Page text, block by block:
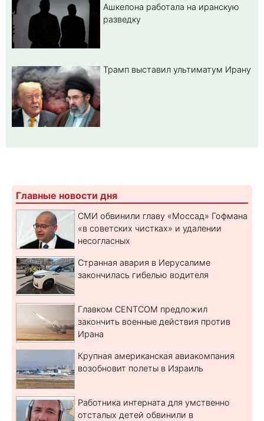
Ашкелона работала на иранскую
разведку
Трамп выставил ультиматум Ирану
Главные новости дня
СМИ обвинили главу «Моссад» Гофмана
«в советских чистках» и удалении
несогласных
Странная авария в Иерусалиме
закончилась гибелью водителя
Главком CENTCOM предложил
закончить военные действия против
Ирана
Крупная американская авиакомпания
возобновит полеты в Израиль
Работника интерната для умственно
отсталых детей обвинили в